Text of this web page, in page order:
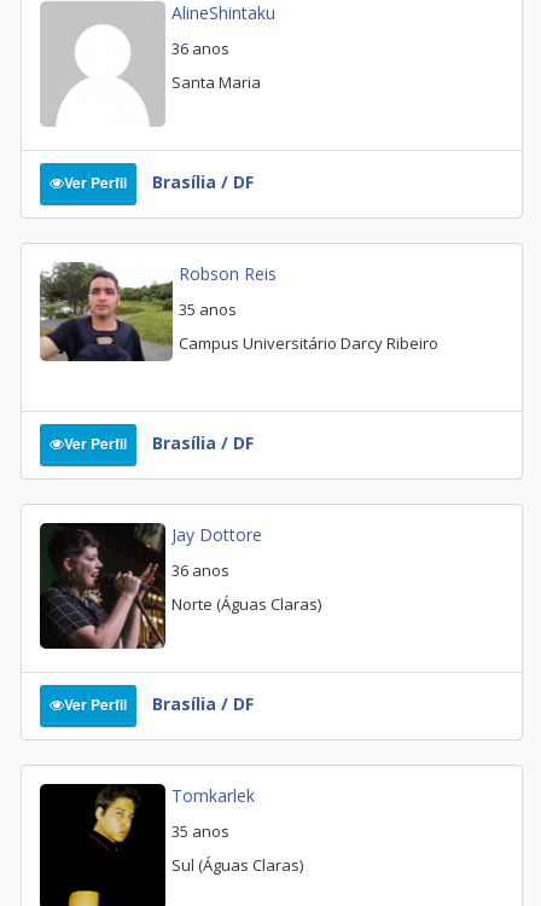
AlineShintaku
36 anos
Santa Maria
Ver Perfil Brasília / DF
Robson Reis
35 anos
Campus Universitário Darcy Ribeiro
Ver Perfil Brasília / DF
Jay Dottore
36 anos
Norte (Águas Claras)
Ver Perfil Brasília / DF
Tomkarlek
35 anos
Sul (Águas Claras)